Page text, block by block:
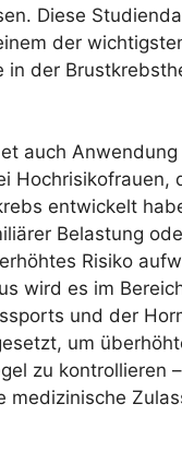
Diese
der
in der
auch
Hochrisikofrauen,
entwickelt
Belastung
Risiko
wird es im
und der
um
zu kontrollieren
medizinische